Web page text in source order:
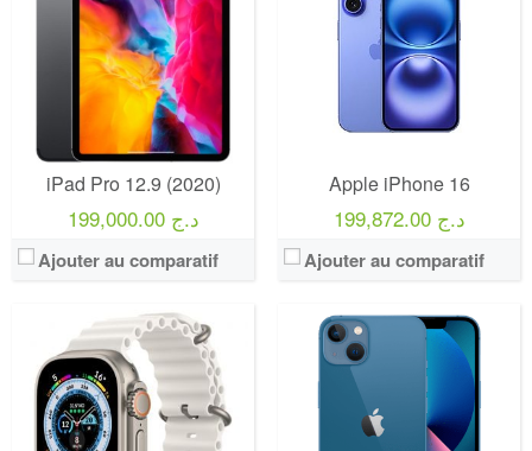
iPad Pro 12.9 (2020)
199,000.00 د.ج
Ajouter au comparatif
Apple iPhone 16
199,872.00 د.ج
Ajouter au comparatif